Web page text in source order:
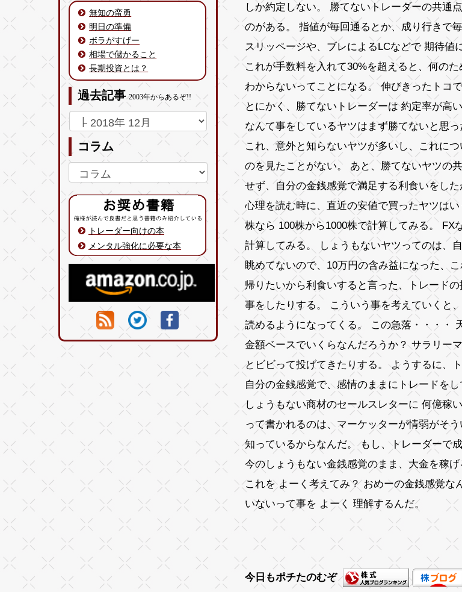
無知の蛮勇
明日の準備
ボラがすげー
相場で儲かること
長期投資とは？
過去記事2003年からあるぞ!!
コラム
トレーダー向けの本
メンタル強化に必要な本
しか約定しない。 勝てないトレーダーの共通
のがある。 指値が毎回通るとか、成り行きで
スリッページや、ブレによるLCなどで 期待値
これが手数料を入れて30%を超えると、何の
わからないってことになる。 伸びきったトコ
とにかく、勝てないトレーダーは 約定率が高
なんて事をしているヤツはまず勝てないと思っ
これ、意外と知らないヤツが多いし、これに
のを見たことがない。 あと、勝てないヤツの
せず、自分の金銭感覚で満足する利食いをし
心理を読む時に、直近の安値で買ったヤツは
株なら 100株から1000株で計算してみる。 FX
計算してみる。 しょうもないヤツってのは、
眺めてないので、10万円の含み益になった、
帰りたいから利食いすると言った、トレード
事をしたりする。 こういう事を考えていくと
読めるようになってくる。 この急落・・・・
金額ベースでいくらなんだろうか？ サラリー
とビビって投げてきたりする。 ようするに、
自分の金銭感覚で、感情のままにトレードをし
しょうもない商材のセールスレターに 何億稼
って書かれるのは、マーケッターが情弱がそ
知っているからなんだ。 もし、トレーダーで
今のしょうもない金銭感覚のまま、大金を稼
これを よーく考えてみ？ おめーの金銭感覚な
いないって事を よーく 理解するんだ。
今日もポチたのむぞ